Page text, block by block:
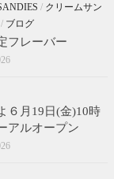
/ クリームサン
/ ブログ
フレーバー
６月19日(金)10時
アルオープン